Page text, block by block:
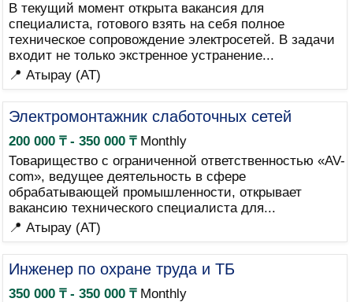
В текущий момент открыта вакансия для
специалиста, готового взять на себя полное
техническое сопровождение электросетей. В задачи
входит не только экстренное устранение...
📍 Атырау (AT)
Электромонтажник слаботочных сетей
200 000 ₸ - 350 000 ₸Monthly
Товарищество с ограниченной ответственностью «AV-
com», ведущее деятельность в сфере
обрабатывающей промышленности, открывает
вакансию технического специалиста для...
📍 Атырау (AT)
Инженер по охране труда и ТБ
350 000 ₸ - 350 000 ₸Monthly